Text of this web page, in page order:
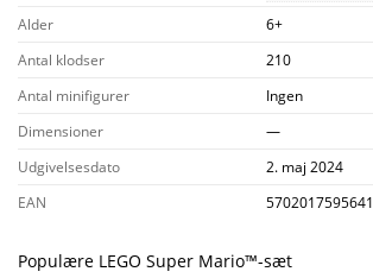
Alder
6+
Antal klodser
210
Antal minifigurer
Ingen
Dimensioner
—
Udgivelsesdato
2. maj 2024
EAN
5702017595641
Populære LEGO Super Mario™-sæt